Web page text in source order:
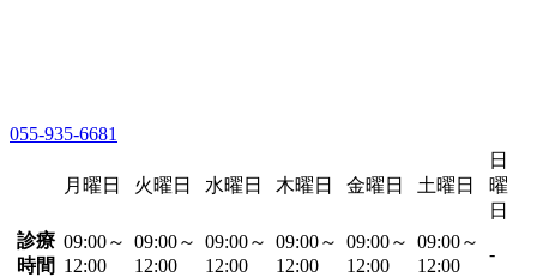
055-935-6681
月曜日 火曜日 水曜日 木曜日 金曜日 土曜日
日
曜
日
診療
時間
09:00～
12:00
09:00～
12:00
09:00～
12:00
09:00～
12:00
09:00～
12:00
09:00～
12:00
-